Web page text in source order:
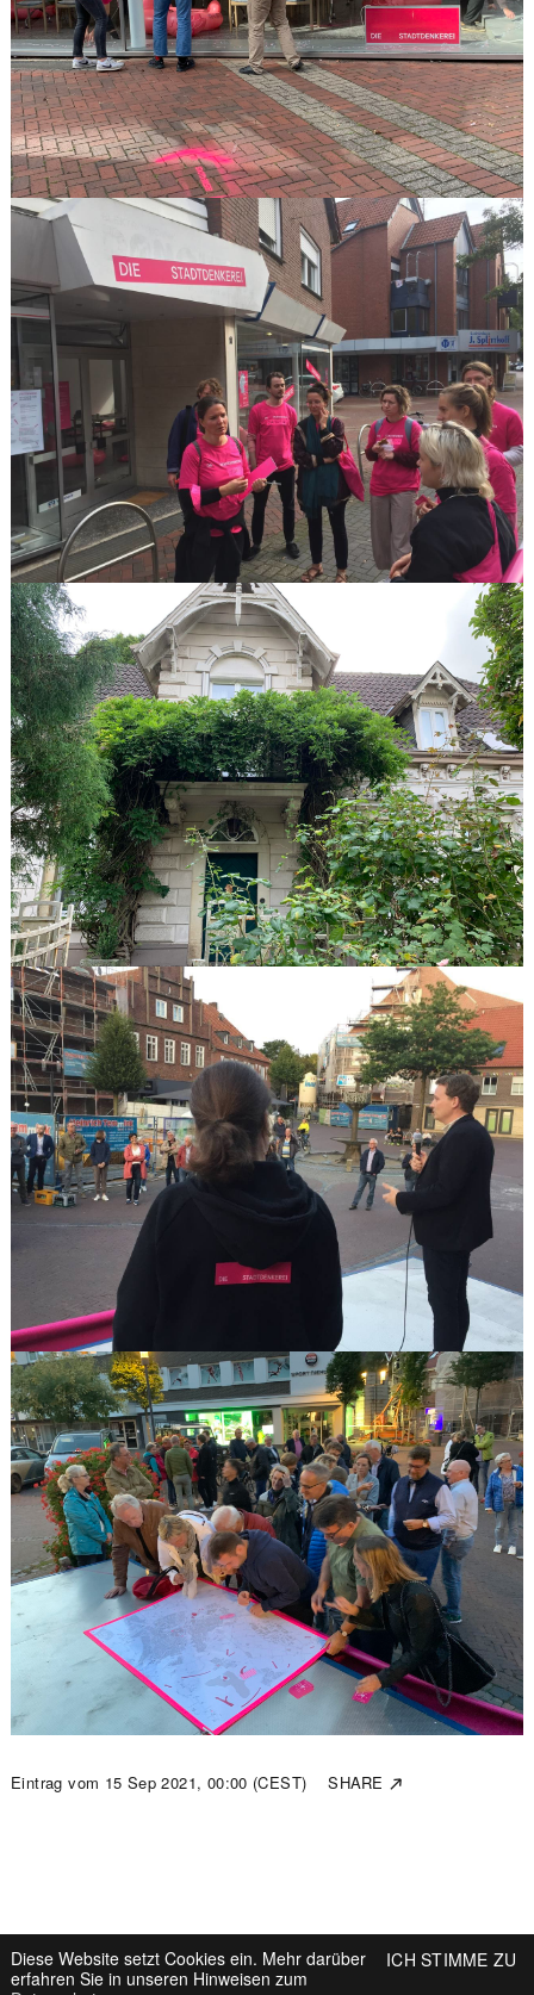
Eintrag vom 15 Sep 2021, 00:00 (CEST) SHARE ↗
ZURÜCK ZUM BLOG ICH STIMME ZU
Diese Website setzt Cookies ein. Mehr darüber
erfahren Sie in unseren Hinweisen zum